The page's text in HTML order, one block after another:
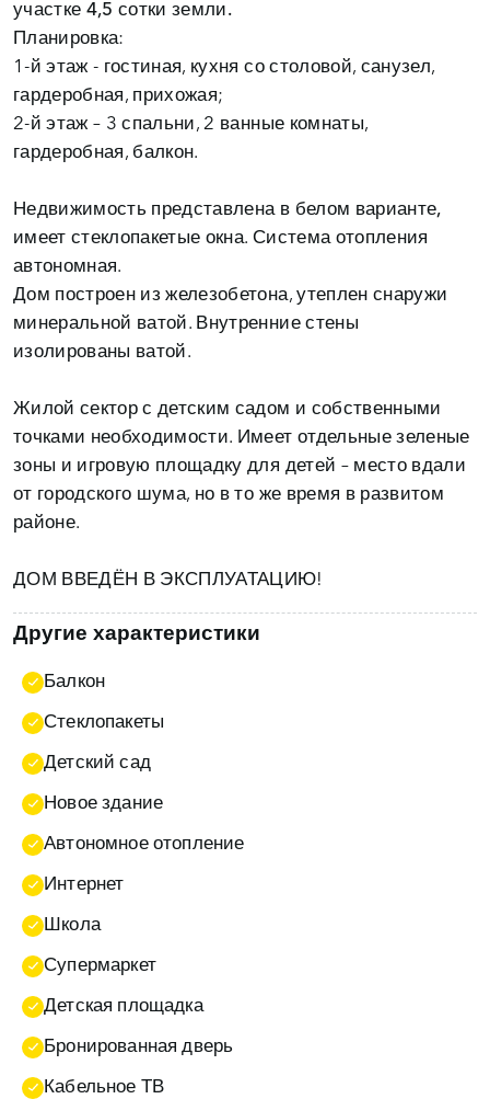
участке 4,5 сотки земли.
Планировка:
1-й этаж - гостиная, кухня со столовой, санузел,
гардеробная, прихожая;
2-й этаж – 3 спальни, 2 ванные комнаты,
гардеробная, балкон.
Недвижимость представлена ​​в белом варианте,
имеет стеклопакетые окна. Система отопления
автономная.
Дом построен из железобетона, утеплен снаружи
минеральной ватой. Внутренние стены
изолированы ватой.
Жилой сектор с детским садом и собственными
точками необходимости. Имеет отдельные зеленые
зоны и игровую площадку для детей – место вдали
от городского шума, но в то же время в развитом
районе.
ДОМ ВВЕДЁН В ЭКСПЛУАТАЦИЮ!
Другие характеристики
Балкон
Стеклопакеты
Детский сад
Новое здание
Автономное отопление
Интернет
Школа
Супермаркет
Детская площадка
Бронированная дверь
Кабельное ТВ